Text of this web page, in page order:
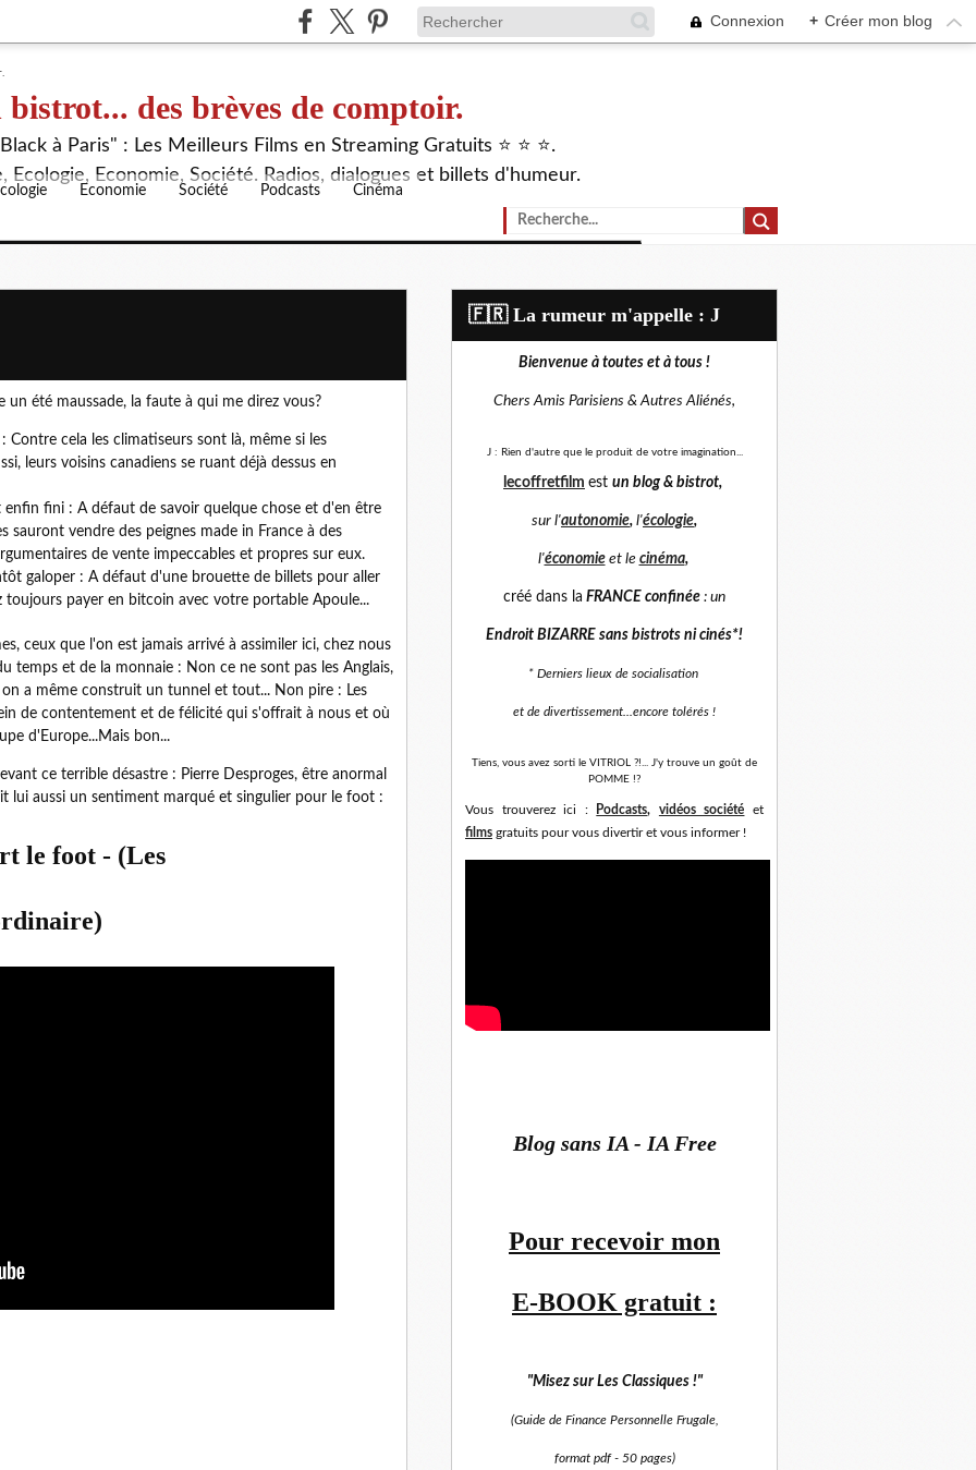
Connexion + Créer mon blog
des brèves de comptoir.
à Paris" : Les Meilleurs Films en Streaming Gratuits ⭐ ⭐ ⭐.
Ecologie, Economie, Société. Radios, dialogues et billets d'humeur.
Economie Société Podcasts Cinéma
été maussade, la faute à qui me direz vous?
cela les climatiseurs sont là, même si les
leurs voisins canadiens se ruant déjà dessus en
fini : A défaut de savoir quelque chose et d'en être
sauront vendre des peignes made in France à des
de vente impeccables et propres sur eux.
galoper : A défaut d'une brouette de billets pour aller
payer en bitcoin avec votre portable Apoule...
ceux que l'on est jamais arrivé à assimiler ici, chez nous
temps et de la monnaie : Non ce ne sont pas les Anglais,
a même construit un tunnel et tout... Non pire : Les
de contentement et de félicité qui s'offrait à nous et où
d'Europe...Mais bon...
ce terrible désastre : Pierre Desproges, être anormal
lui aussi un sentiment marqué et singulier pour le foot :
le foot - (Les
​🇫🇷​ La rumeur m'appelle : J
Bienvenue à toutes et à tous !
Chers Amis Parisiens &Autres Aliénés,
J : Rien d'autre que le produit de votre imagination...
lecoffretfilm est un blog & bistrot,
sur l'autonomie, l'écologie,
l'économie et le cinéma,
créé dans la FRANCE confinée : un
Endroit BIZARRE sans bistrots ni cinés*!
* Derniers lieux de socialisation
et de divertissement... encore tolérés !
Tiens, vous avez sorti le VITRIOL ?!... J'y trouve un goût de
POMME !?
Vous trouverez ici : Podcasts, vidéos société et
films gratuits pour vous divertir et vous informer !
Blog sans IA - IA Free
Pour recevoir mon
E-BOOK gratuit :
"Misez sur Les Classiques !"
(Guide de Finance Personnelle Frugale,
format pdf - 50 pages)